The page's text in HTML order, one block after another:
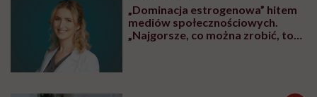
„Dominacja estrogenowa” hitem
mediów społecznościowych.
„Najgorsze, co można zrobić, to